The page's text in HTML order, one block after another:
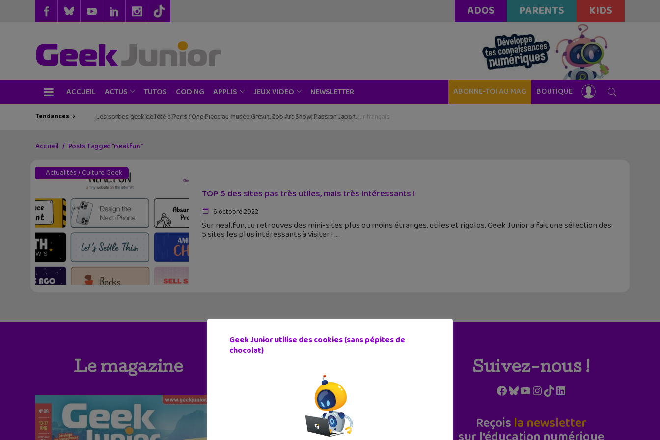
ADOS PARENTS KIDS
ACCUEIL ACTUS TUTOS CODING APPLIS JEUX VIDEO NEWSLETTER ABONNE-TOI AU MAG BOUTIQUE
Tendances Les sorties geek de l’été à Paris : One Piece au musée Grévin, Zoo Art Show, Passion Japon…
Accueil Posts Tagged "neal.fun"
Actualités/ Culture Geek
TOP 5 des sites pas très utiles, mais très intéressants !
6 octobre 2022
Sur neal.fun, tu retrouves des mini-sites plus ou moins étranges, utiles et rigolos. Geek Junior a fait une sélection des
5 sites les plus intéressants à visiter !
Le magazine Suivez-nous !
Facebook
Bluesky
YouTube
Instagram
TikTokLinkedIn
Reçois la newsletter
Geek Junior utilise des cookies (sans pépites de
chocolat)